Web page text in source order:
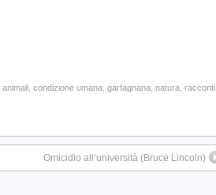
animali condizione umana garfagnana natura racconti
Omicidio all’università (Bruce Lincoln)